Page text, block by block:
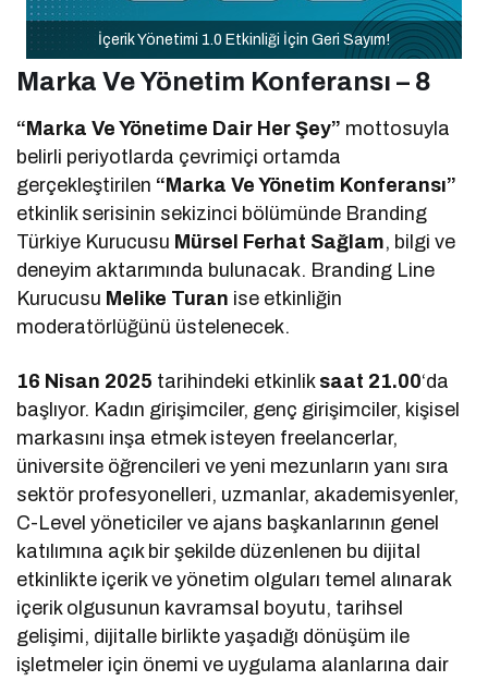
İçerik Yönetimi 1.0 Etkinliği İçin Geri Sayım!
Marka Ve Yönetim Konferansı – 8
“Marka Ve Yönetime Dair Her Şey” mottosuyla
belirli periyotlarda çevrimiçi ortamda
gerçekleştirilen “Marka Ve Yönetim Konferansı”
etkinlik serisinin sekizinci bölümünde Branding
Türkiye Kurucusu Mürsel Ferhat Sağlam, bilgi ve
deneyim aktarımında bulunacak. Branding Line
Kurucusu Melike Turan ise etkinliğin
moderatörlüğünü üstelenecek.
16 Nisan 2025 tarihindeki etkinlik saat 21.00‘da
başlıyor. Kadın girişimciler, genç girişimciler, kişisel
markasını inşa etmek isteyen freelancerlar,
üniversite öğrencileri ve yeni mezunların yanı sıra
sektör profesyonelleri, uzmanlar, akademisyenler,
C-Level yöneticiler ve ajans başkanlarının genel
katılımına açık bir şekilde düzenlenen bu dijital
etkinlikte içerik ve yönetim olguları temel alınarak
içerik olgusunun kavramsal boyutu, tarihsel
gelişimi, dijitalle birlikte yaşadığı dönüşüm ile
işletmeler için önemi ve uygulama alanlarına dair